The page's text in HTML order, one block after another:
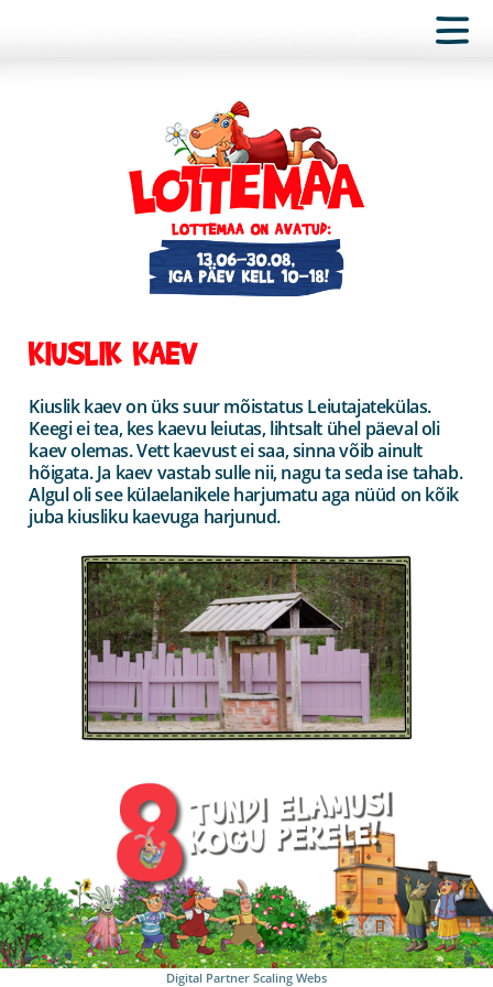
KIUSLIK KAEV
Kiuslik kaev on üks suur mõistatus Leiutajatekülas.
Keegi ei tea, kes kaevu leiutas, lihtsalt ühel päeval oli
kaev olemas. Vett kaevust ei saa, sinna võib ainult
hõigata. Ja kaev vastab sulle nii, nagu ta seda ise tahab.
Algul oli see külaelanikele harjumatu aga nüüd on kõik
juba kiusliku kaevuga harjunud.
Digital Partner Scaling Webs